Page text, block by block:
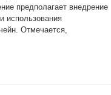
предполагает внедрение
использования
Отмечается,